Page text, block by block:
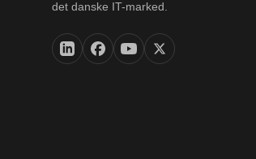
det danske IT-marked.